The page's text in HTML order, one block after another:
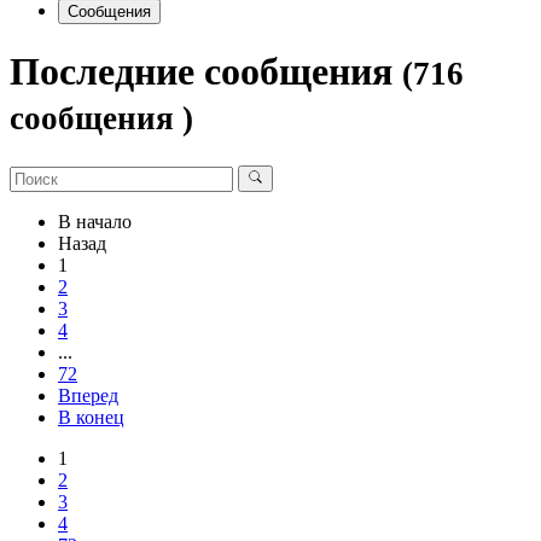
Сообщения
Последние сообщения (716
сообщения )
В начало
Назад
1
2
3
4
...
72
Вперед
В конец
1
2
3
4